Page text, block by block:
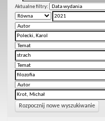
Aktualne filtry:
Rozpocznij nowe wyszukiwanie